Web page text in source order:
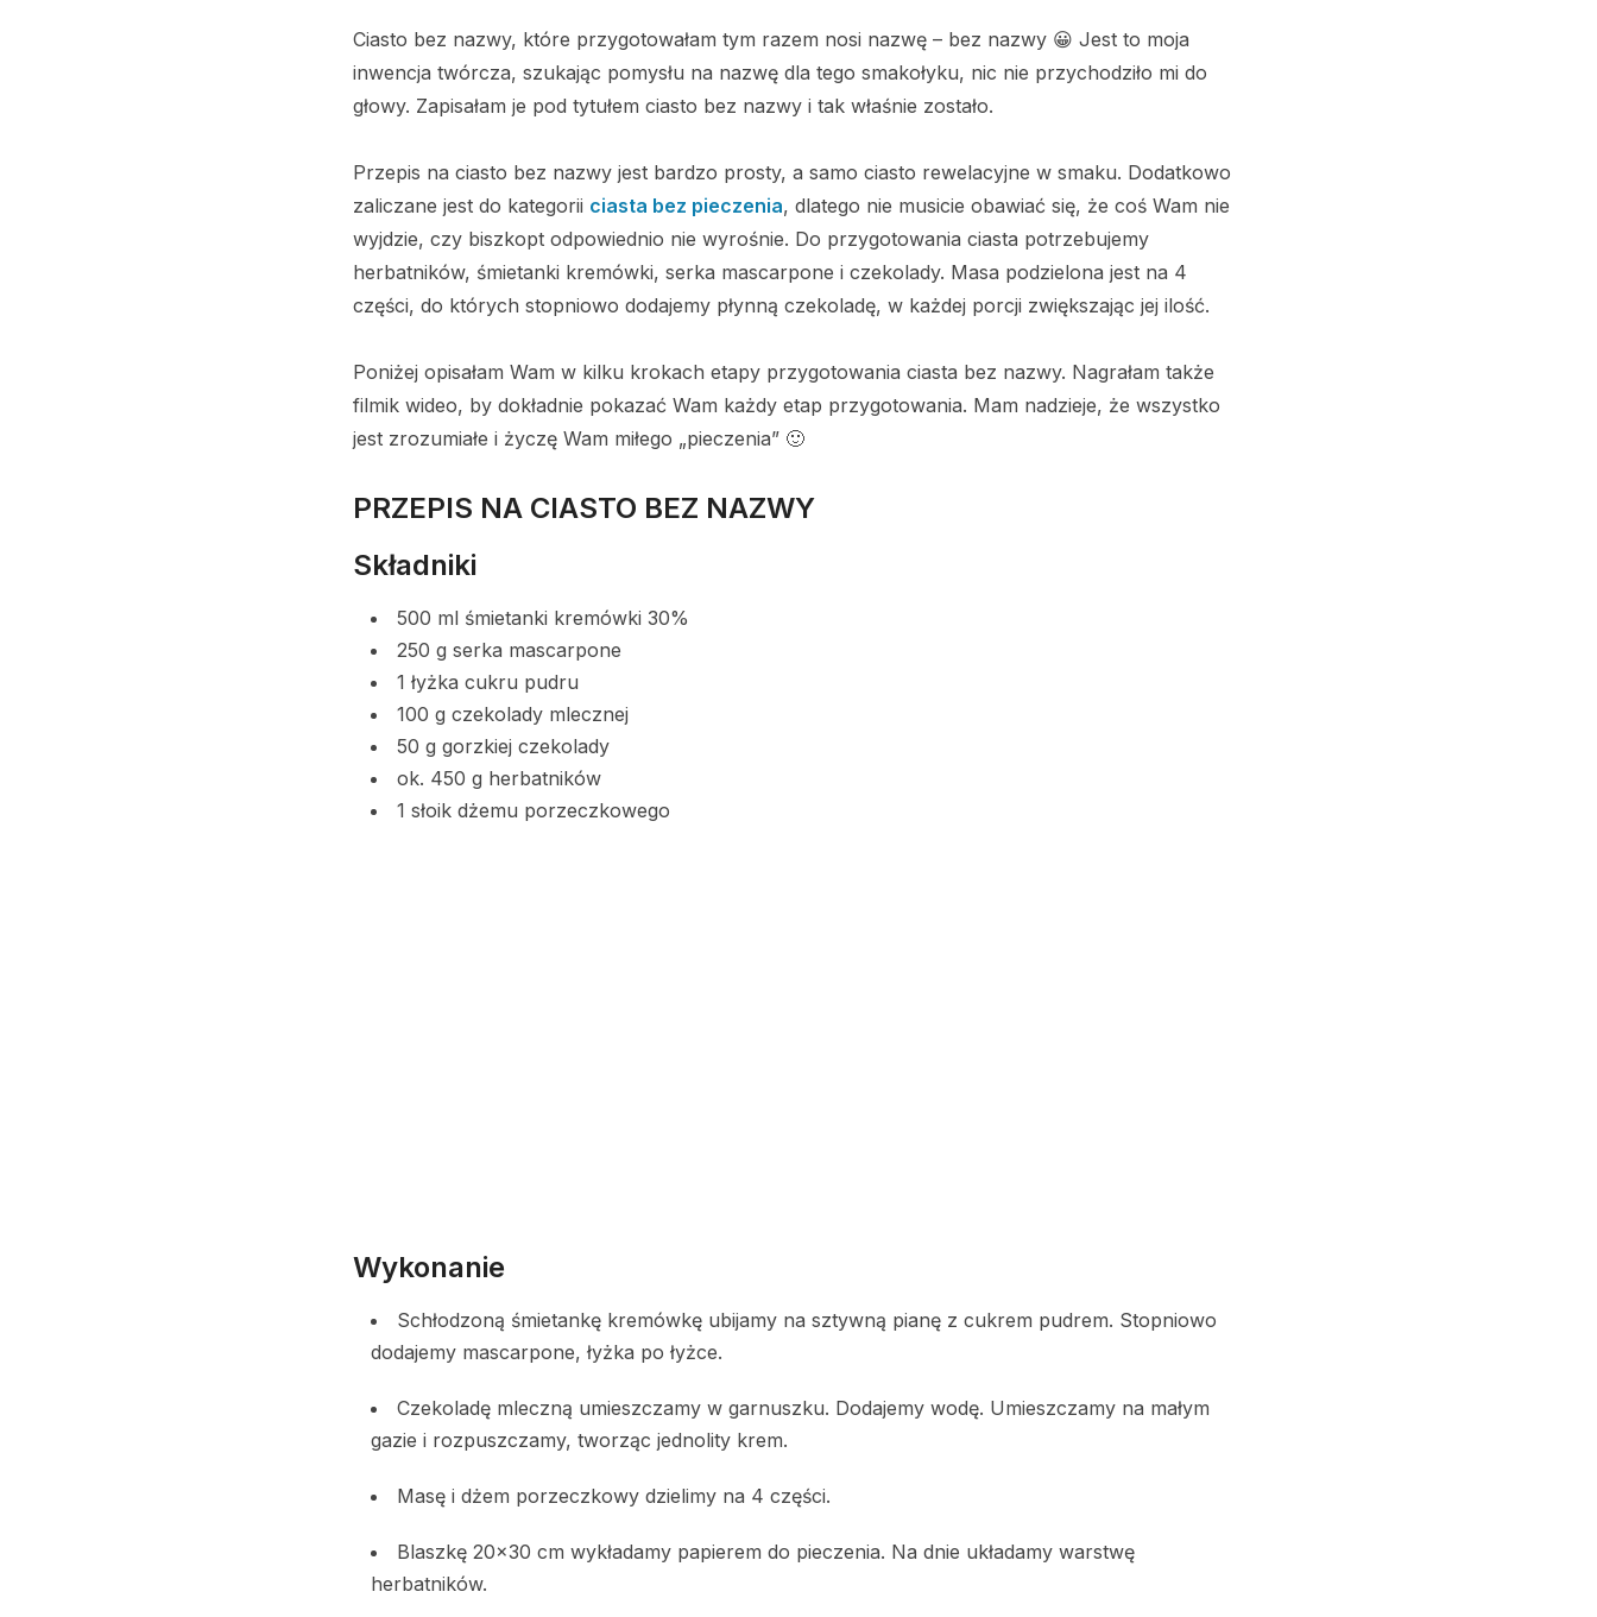
Ciasto bez nazwy, które przygotowałam tym razem nosi nazwę – bez nazwy 😀 Jest to moja
inwencja twórcza, szukając pomysłu na nazwę dla tego smakołyku, nic nie przychodziło mi do
głowy. Zapisałam je pod tytułem ciasto bez nazwy i tak właśnie zostało.
Przepis na ciasto bez nazwy jest bardzo prosty, a samo ciasto rewelacyjne w smaku. Dodatkowo
zaliczane jest do kategorii ciasta bez pieczenia, dlatego nie musicie obawiać się, że coś Wam nie
wyjdzie, czy biszkopt odpowiednio nie wyrośnie. Do przygotowania ciasta potrzebujemy
herbatników, śmietanki kremówki, serka mascarpone i czekolady. Masa podzielona jest na 4
części, do których stopniowo dodajemy płynną czekoladę, w każdej porcji zwiększając jej ilość.
Poniżej opisałam Wam w kilku krokach etapy przygotowania ciasta bez nazwy. Nagrałam także
filmik wideo, by dokładnie pokazać Wam każdy etap przygotowania. Mam nadzieje, że wszystko
jest zrozumiałe i życzę Wam miłego „pieczenia” 🙂
PRZEPIS NA CIASTO BEZ NAZWY
Składniki
500 ml śmietanki kremówki 30%
250 g serka mascarpone
1 łyżka cukru pudru
100 g czekolady mlecznej
50 g gorzkiej czekolady
ok. 450 g herbatników
1 słoik dżemu porzeczkowego
Wykonanie
Schłodzoną śmietankę kremówkę ubijamy na sztywną pianę z cukrem pudrem. Stopniowo
dodajemy mascarpone, łyżka po łyżce.
Czekoladę mleczną umieszczamy w garnuszku. Dodajemy wodę. Umieszczamy na małym
gazie i rozpuszczamy, tworząc jednolity krem.
Masę i dżem porzeczkowy dzielimy na 4 części.
Blaszkę 20×30 cm wykładamy papierem do pieczenia. Na dnie układamy warstwę
herbatników.